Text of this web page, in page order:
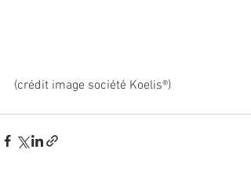
(crédit image société Koelis®)